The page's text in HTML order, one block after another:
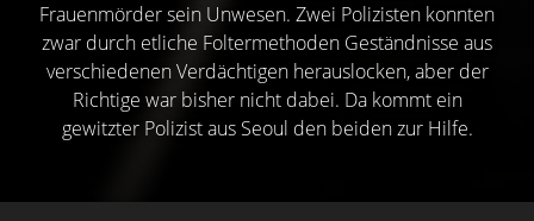
Frauenmörder sein Unwesen. Zwei Polizisten konnten
zwar durch etliche Foltermethoden Geständnisse aus
verschiedenen Verdächtigen herauslocken, aber der
Richtige war bisher nicht dabei. Da kommt ein
gewitzter Polizist aus Seoul den beiden zur Hilfe.